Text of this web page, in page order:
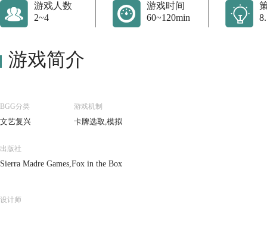
游戏人数
2~4
游戏时间
60~120min
游戏简介
BGG分类
文艺复兴
游戏机制
卡牌选取,模拟
出版社
Sierra Madre Games,Fox in the Box
设计师